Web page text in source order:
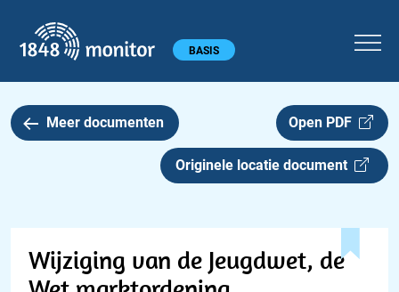
Hoofdmenu BASIS
Meer documenten Open PDF
Originele locatie document
Wijziging van de Jeugdwet, de